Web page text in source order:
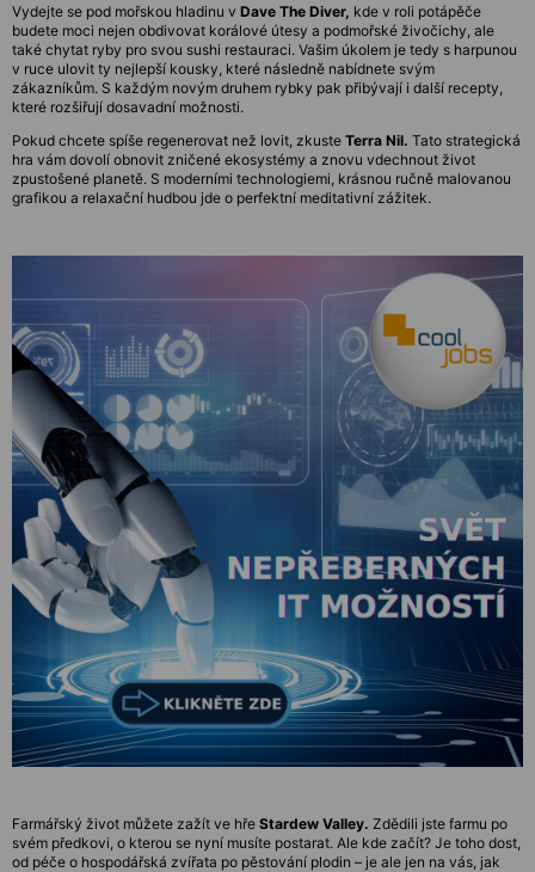
Vydejte se pod mořskou hladinu v Dave The Diver, kde v roli potápěče
budete moci nejen obdivovat korálové útesy a podmořské živočichy, ale
také chytat ryby pro svou sushi restauraci. Vašim úkolem je tedy s harpunou
v ruce ulovit ty nejlepší kousky, které následně nabídnete svým
zákazníkům. S každým novým druhem rybky pak přibývají i další recepty,
které rozšiřují dosavadní možnosti.
Pokud chcete spíše regenerovat než lovit, zkuste Terra Nil. Tato strategická
hra vám dovolí obnovit zničené ekosystémy a znovu vdechnout život
zpustošené planetě. S moderními technologiemi, krásnou ručně malovanou
grafikou a relaxační hudbou jde o perfektní meditativní zážitek.
Farmářský život můžete zažít ve hře Stardew Valley. Zdědili jste farmu po
svém předkovi, o kterou se nyní musíte postarat. Ale kde začít? Je toho dost,
od péče o hospodářská zvířata po pěstování plodin – je ale jen na vás, jak